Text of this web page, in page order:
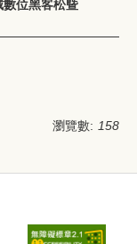
數位黑客松曁
瀏覽數: 158